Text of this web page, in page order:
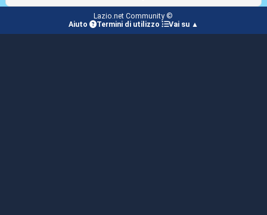
Lazio.net Community ©
Aiuto
Termini di utilizzo Vai su ▲